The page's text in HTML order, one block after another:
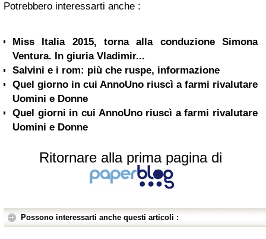
Potrebbero interessarti anche :
Miss Italia 2015, torna alla conduzione Simona
Ventura. In giuria Vladimir...
Salvini e i rom: più che ruspe, informazione
Quel giorno in cui AnnoUno riuscì a farmi rivalutare
Uomini e Donne
Quel giorni in cui AnnoUno riuscì a farmi rivalutare
Uomini e Donne
Ritornare alla prima pagina di
Possono interessarti anche questi articoli :